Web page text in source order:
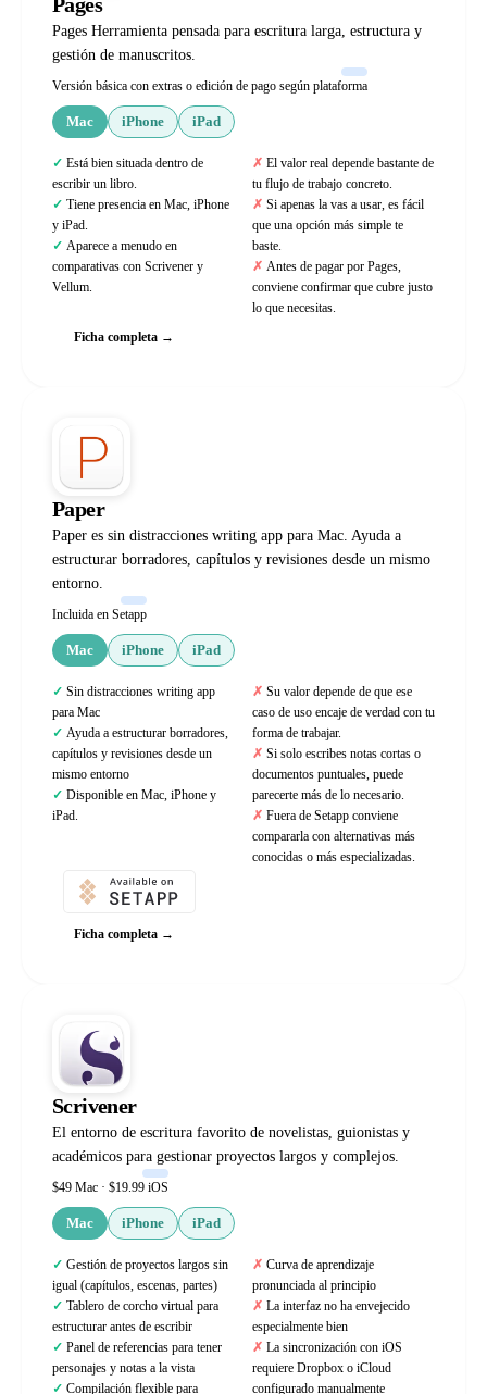
Pages Herramienta pensada para escritura larga, estructura y
gestión de manuscritos.
Versión básica con extras o edición de pago según plataforma
Mac iPhone iPad
Está bien situada dentro de
escribir un libro.
Tiene presencia en Mac, iPhone
y iPad.
Aparece a menudo en
comparativas con Scrivener y
Vellum.
El valor real depende bastante de
tu flujo de trabajo concreto.
Si apenas la vas a usar, es fácil
que una opción más simple te
baste.
Antes de pagar por Pages,
conviene confirmar que cubre justo
lo que necesitas.
Ficha completa →
Paper
Paper es sin distracciones writing app para Mac. Ayuda a
estructurar borradores, capítulos y revisiones desde un mismo
entorno.
Incluida en Setapp
Mac iPhone iPad
Sin distracciones writing app
para Mac
Ayuda a estructurar borradores,
capítulos y revisiones desde un
mismo entorno
Disponible en Mac, iPhone y
iPad.
Su valor depende de que ese
caso de uso encaje de verdad con tu
forma de trabajar.
Si solo escribes notas cortas o
documentos puntuales, puede
parecerte más de lo necesario.
Fuera de Setapp conviene
compararla con alternativas más
conocidas o más especializadas.
Ficha completa →
Scrivener
El entorno de escritura favorito de novelistas, guionistas y
académicos para gestionar proyectos largos y complejos.
$49 Mac · $19.99 iOS
Mac iPhone iPad
Gestión de proyectos largos sin
igual (capítulos, escenas, partes)
Tablero de corcho virtual para
estructurar antes de escribir
Panel de referencias para tener
personajes y notas a la vista
Compilación flexible para
Curva de aprendizaje
pronunciada al principio
La interfaz no ha envejecido
especialmente bien
La sincronización con iOS
requiere Dropbox o iCloud
configurado manualmente